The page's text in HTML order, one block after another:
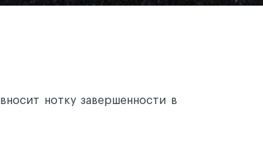
нотку завершенности в